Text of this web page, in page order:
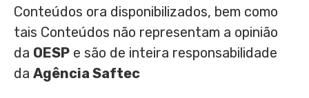
Conteúdos ora disponibilizados, bem como
tais Conteúdos não representam a opinião
da OESP e são de inteira responsabilidade
da Agência Saftec